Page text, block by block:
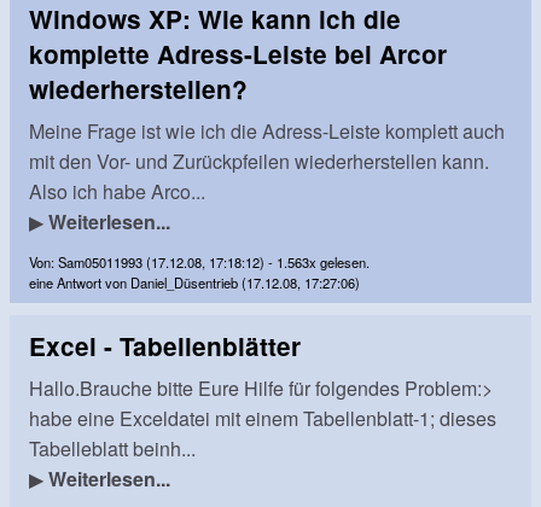
Windows XP: Wie kann ich die
komplette Adress-Leiste bei Arcor
wiederherstellen?
Meine Frage ist wie ich die Adress-Leiste komplett auch
mit den Vor- und Zurückpfeilen wiederherstellen kann.
Also ich habe Arco...
▶Weiterlesen...
Von: Sam05011993 (17.12.08, 17:18:12) - 1.563x gelesen.
eine Antwort von Daniel_Düsentrieb (17.12.08, 17:27:06)
Excel - Tabellenblätter
Hallo.Brauche bitte Eure Hilfe für folgendes Problem:>
habe eine Exceldatei mit einem Tabellenblatt-1; dieses
Tabelleblatt beinh...
▶Weiterlesen...